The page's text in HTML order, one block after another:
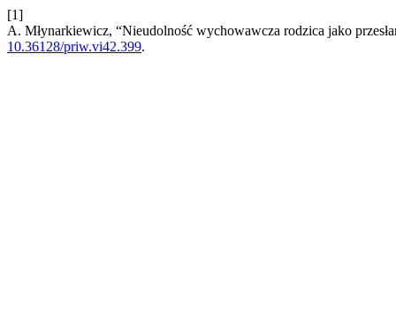
[1]
A. Młynarkiewicz, “Nieudolność wychowawcza rodzica jako
10.36128/priw.vi42.399.